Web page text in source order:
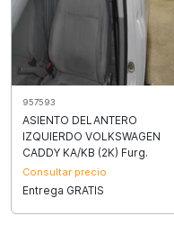
957593
ASIENTO DELANTERO
IZQUIERDO VOLKSWAGEN
CADDY KA/KB (2K) Furg.
Consultar precio
Entrega GRATIS